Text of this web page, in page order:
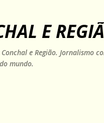
E
e Região. Jornalismo
mundo.